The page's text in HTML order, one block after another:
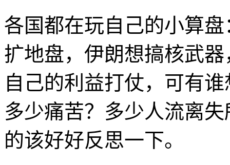
各国都在玩自己的小算
扩地盘，伊朗想搞核武
自己的利益打仗，可有
多少痛苦？多少人流离
的该好好反思一下。